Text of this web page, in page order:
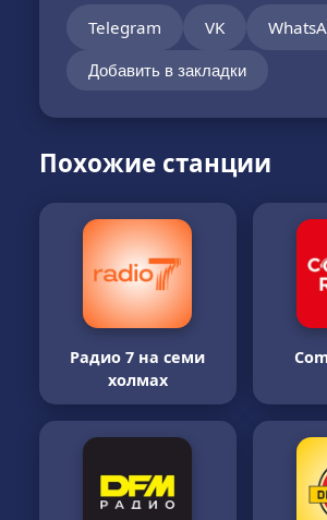
Telegram VK
Добавить в закладки
Похожие станции
Радио 7 на семи
холмах